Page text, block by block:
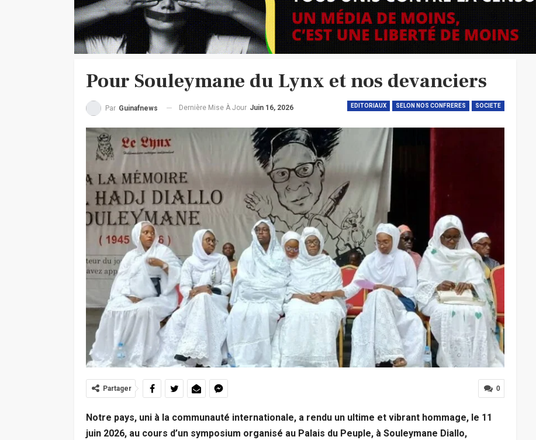
Pour Souleymane du Lynx et nos devanciers
EDITORIAUX SELON NOS CONFRERES SOCIETE
Par Guinafnews Dernière Mise À Jour Juin 16, 2026
0
Partager
Notre pays, uni à la communauté internationale, a rendu un ultime et vibrant hommage, le 11
juin 2026, au cours d’un symposium organisé au Palais du Peuple, à Souleymane Diallo,